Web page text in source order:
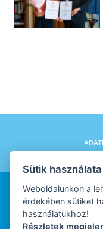
Sütik használata
Weboldalunkon a
érdekében sütiket
használatukhoz!
Részletek